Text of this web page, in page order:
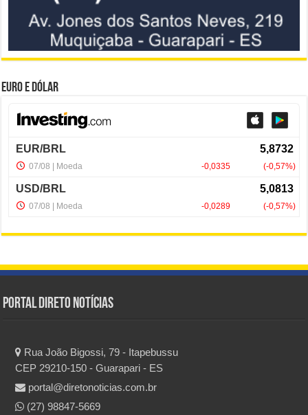
Euro e Dólar
Portal Direto Notícias
Rua João Bigossi, 79 - Itapebussu
CEP 29210-150 - Guarapari - ES
portal@diretonoticias.com.br
(27) 98847-5669